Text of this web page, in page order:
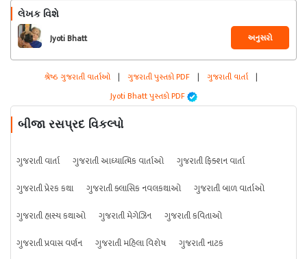
લેખક વિશે
Jyoti Bhatt અનુસરો
શ્રેષ્ઠ ગુજરાતી વાર્તાઓ | ગુજરાતી પુસ્તકો PDF | ગુજરાતી વાર્તા |
Jyoti Bhatt પુસ્તકો PDF
બીજા રસપ્રદ વિકલ્પો
ગુજરાતી વાર્તા ગુજરાતી આધ્યાત્મિક વાર્તાઓ
ગુજરાતી ફિક્શન વાર્તા
ગુજરાતી પ્રેરક કથા
ગુજરાતી ક્લાસિક નવલકથાઓ
ગુજરાતી બાળ વાર્તાઓ
ગુજરાતી હાસ્ય કથાઓ
ગુજરાતી મેગેઝિન
ગુજરાતી કવિતાઓ
ગુજરાતી પ્રવાસ વર્ણન
ગુજરાતી મહિલા વિશેષ ગુજરાતી નાટક